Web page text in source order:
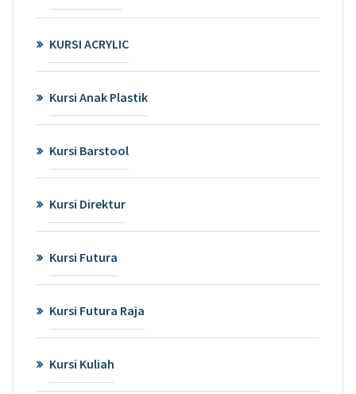
KURSI ACRYLIC
Kursi Anak Plastik
Kursi Barstool
Kursi Direktur
Kursi Futura
Kursi Futura Raja
Kursi Kuliah